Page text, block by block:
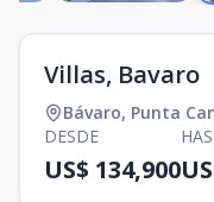
Villas, Bavaro
Bávaro, Punta
DESDE
US$ 134,900